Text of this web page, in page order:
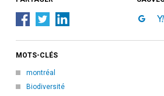
MOTS-CLÉS
montréal
Biodiversité